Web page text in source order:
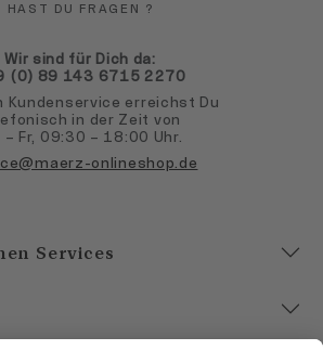
HAST DU FRAGEN ?
Wir sind für Dich da:
(0) 89 143 6715 2270
Kundenservice erreichst Du
in der Zeit von
– Fr, 09:30 – 18:00 Uhr.
onlineshop.de
Services